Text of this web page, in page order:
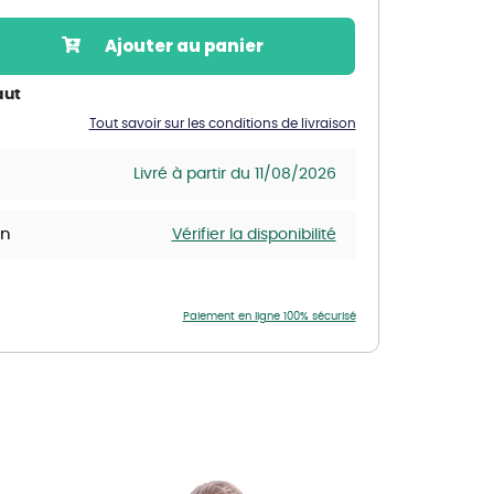
Découvrez nos marques
Ventes éphémères de plantes
Livré à partir du 11/08/2026
Vérifier la disponibilité
Ajouter au panier
Tout savoir sur les conditions de livraison
Paiement en ligne 100% sécurisé